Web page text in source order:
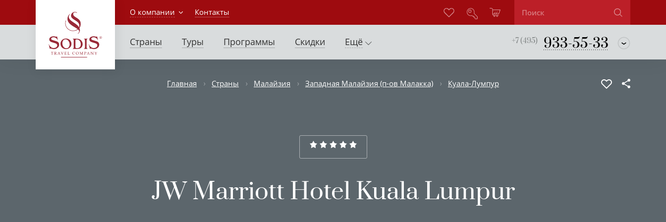
О компании Контакты
Страны Туры Программы Скидки Ещё +7 (495) 933-55-33
Главная Страны Малайзия Западная Малайзия (п-ов Малакка) Куала-Лумпур
JW Marriott Hotel Kuala Lumpur